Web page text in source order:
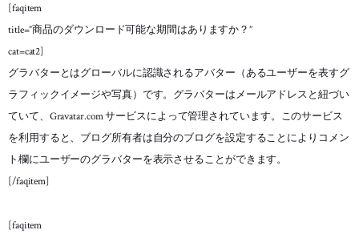
[faqitem
title=”商品のダウンロード可能な期間はありますか？”
cat=cat2]
グラバターとはグローバルに認識されるアバター（あるユーザーを表すグ
ラフィックイメージや写真）です。グラバターはメールアドレスと紐づい
ていて、Gravatar.com サービスによって管理されています。このサービス
を利用すると、ブログ所有者は自分のブログを設定することによりコメン
ト欄にユーザーのグラバターを表示させることができます。
[/faqitem]
[faqitem